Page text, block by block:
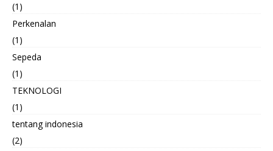
(1)
Perkenalan
(1)
Sepeda
(1)
TEKNOLOGI
(1)
tentang indonesia
(2)